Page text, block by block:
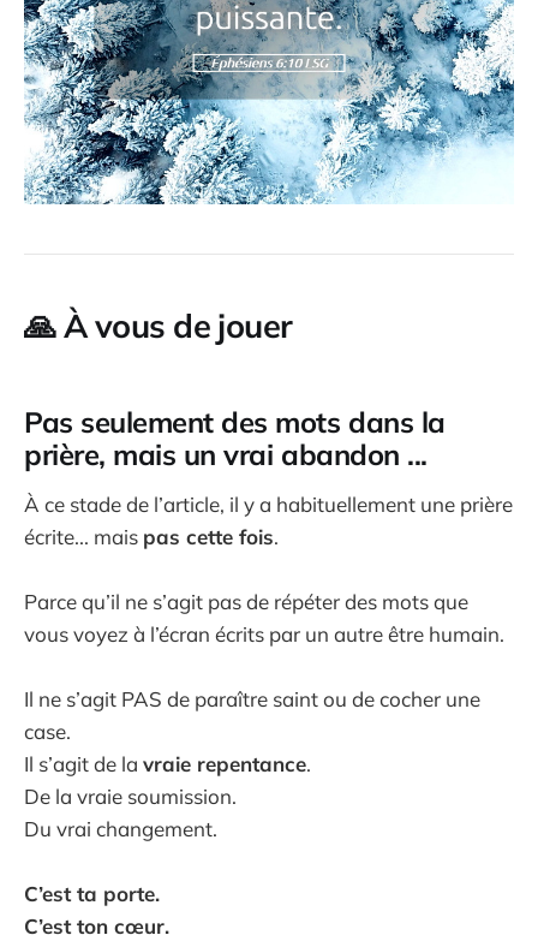
🙏À vous de jouer
Pas seulement des mots dans la
prière, mais un vrai abandon ...
À ce stade de l’article, il y a habituellement une prière
écrite... mais pas cette fois.
Parce qu’il ne s’agit pas de répéter des mots que
vous voyez à l’écran écrits par un autre être humain.
Il ne s’agit PAS de paraître saint ou de cocher une
case.
Il s’agit de la vraie repentance.
De la vraie soumission.
Du vrai changement.
C’est ta porte.
C’est ton cœur.